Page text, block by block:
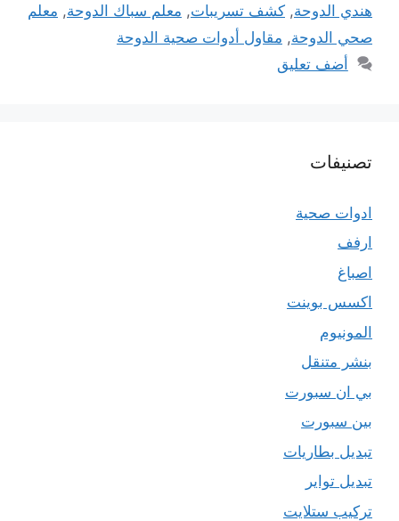
هندي الدوحة, كشف تسريبات, معلم سباك الدوحة, معلم
صحي الدوحة, مقاول أدوات صحية الدوحة
أضف تعليق
تصنيفات
ادوات صحية
ارفف
اصباغ
اكسس بوينت
المونيوم
بنشر متنقل
بي ان سبورت
بين سبورت
تبديل بطاريات
تبديل تواير
تركيب ستلايت